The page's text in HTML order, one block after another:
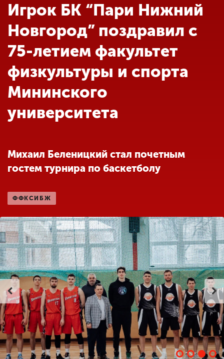
Абитуриенту
Обучение
Наука
Другие виды
Студенческая жизнь
Сведения об
образовательной
организации
ENG SPN CHI
Игрок БК “Пари Нижний
Новгород” поздравил с
75-летием факультет
физкультуры и спорта
Мининского
университета
Михаил Беленицкий стал почетным
гостем турнира по баскетболу
ФФКСИБЖ